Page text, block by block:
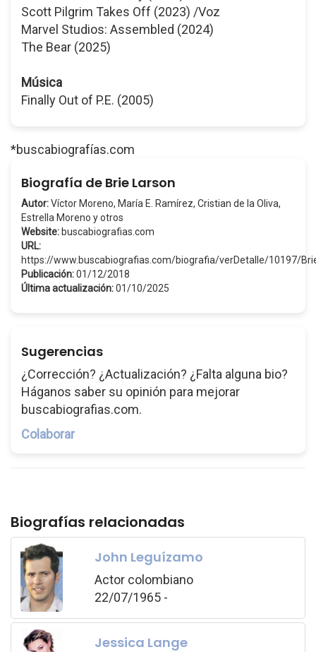
Scott Pilgrim Takes Off (2023) /Voz
Marvel Studios: Assembled (2024)
The Bear (2025)
Música
Finally Out of P.E. (2005)
*buscabiografías.com
Biografía de Brie Larson
Autor:Víctor Moreno, María E. Ramírez, Cristian de la Oliva,
Estrella Moreno y otros
Website: buscabiografias.com
URL:
https://www.buscabiografias.com/biografia/verDetalle/10197/
Publicación:01/12/2018
Última actualización:01/10/2025
Sugerencias
¿Corrección? ¿Actualización? ¿Falta alguna bio?
Háganos saber su opinión para mejorar
buscabiografias.com.
Colaborar
Biografías relacionadas
John Leguízamo
Actor colombiano
22/07/1965 -
Jessica Lange